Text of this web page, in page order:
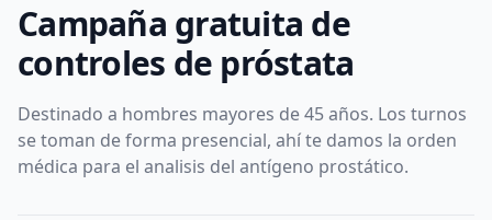
Campaña gratuita de
controles de próstata
Destinado a hombres mayores de 45 años. Los turnos
se toman de forma presencial, ahí te damos la orden
médica para el analisis del antígeno prostático.